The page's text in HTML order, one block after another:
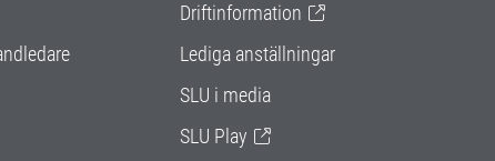
Driftinformation
Lediga anställningar
SLU i media
SLU Play